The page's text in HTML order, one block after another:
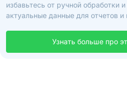
избавьтесь от ручной обработки
актуальные данные для отчетов и
Узнать больше про